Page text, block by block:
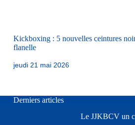
Kickboxing : 5 nouvelles ceintures
flanelle
jeudi 21 mai 2026
Derniers articles
Le JJKBCV un